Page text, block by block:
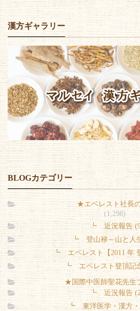
漢方ギャラリー
BLOGカテゴリー
★エベレスト社長
(1,298)
┗ 近況報告
┗ 登山禄～山と人
┗ エベレスト【2011 年
┗ エベレスト登頂記
★国際中医師聖花先生
┗ 近況報告
┗ 東洋医学・漢方・